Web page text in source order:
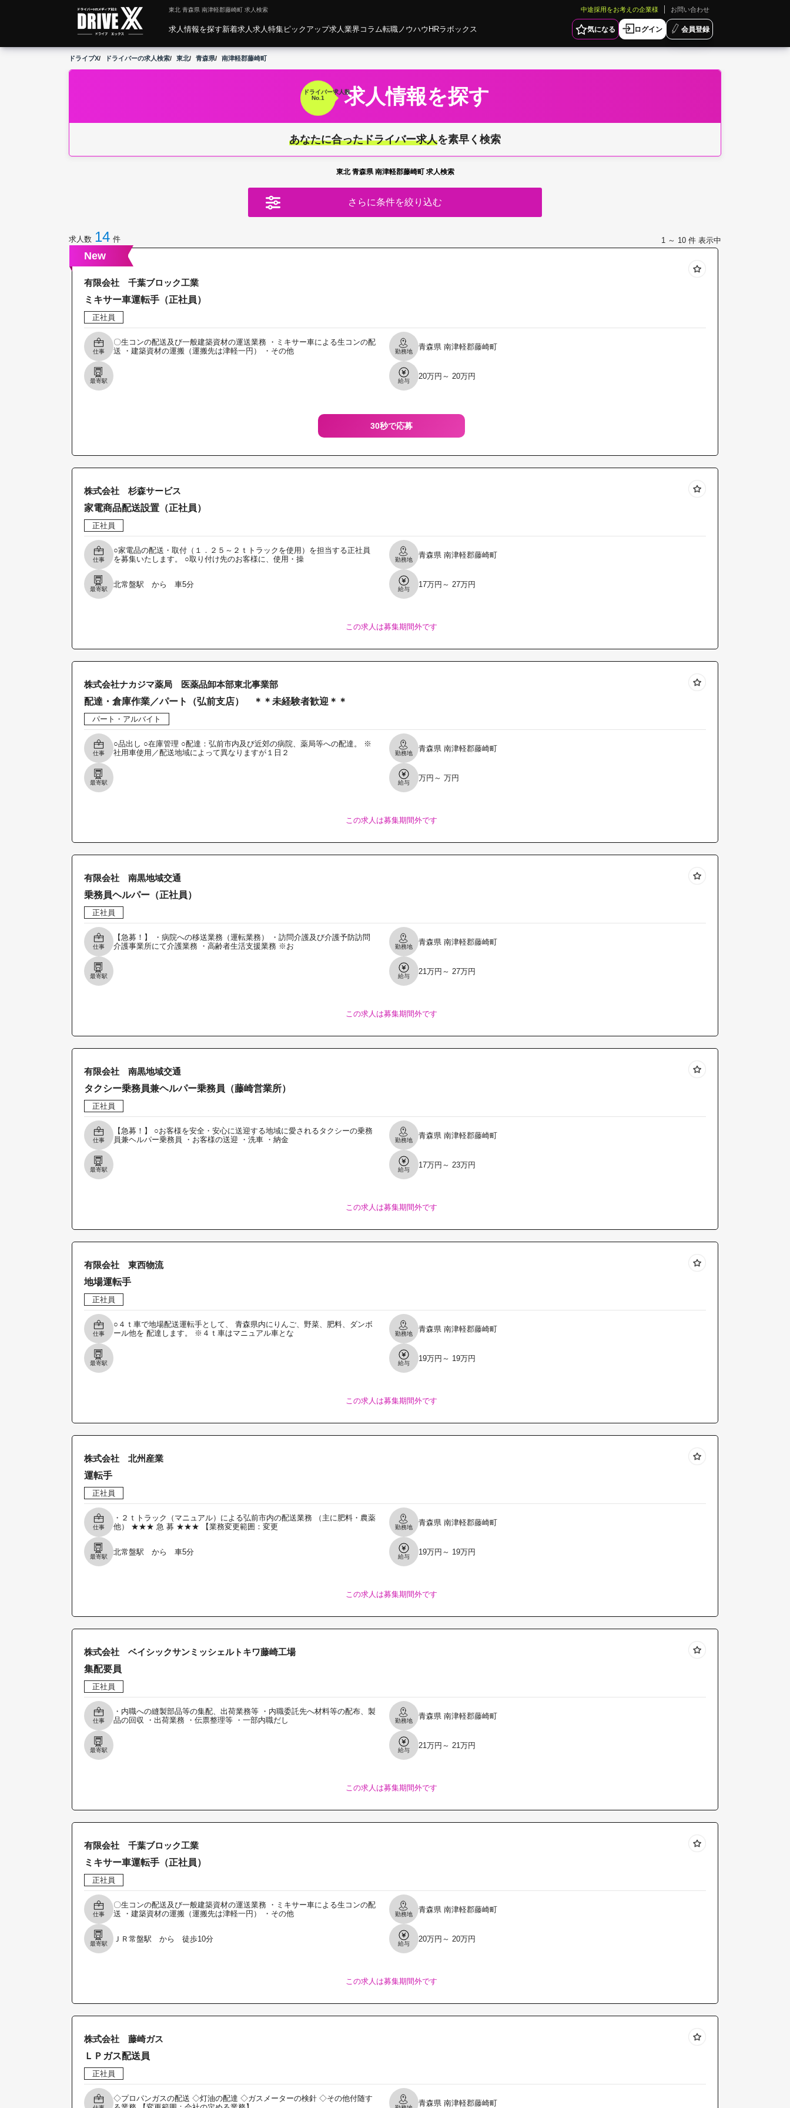
東北 青森県 南津軽郡藤崎町 求人検索 中途採用をお考えの企業様 お問い合わせ
求人情報を探す新着求人求人特集ピックアップ求人業界コラム転職ノウハウ HRラボックス 気になる ログイン 会員登録
ドライブX ドライバーの求人検索 東北 青森県 南津軽郡藤崎町
ドライバー求人数
No.1
求人情報を探す
あなたに合ったドライバー求人を素早く検索
東北 青森県 南津軽郡藤崎町 求人検索
さらに条件を絞り込む
求人数 14 件 1 ～ 10 件 表示中
New
有限会社 千葉ブロック工業
ミキサー車運転手（正社員）
正社員
仕事
〇生コンの配送及び一般建築資材の運送業務 ・ミキサー車による生コンの配
送 ・建築資材の運搬（運搬先は津軽一円） ・その他
勤務地
青森県 南津軽郡藤崎町
最寄駅 給与
20万円～ 20万円
30秒で応募
株式会社 杉森サービス
家電商品配送設置（正社員）
正社員
仕事
○家電品の配送・取付（１．２５～２ｔトラックを使用）を担当する正社員
を募集いたします。 ○取り付け先のお客様に、使用・操
勤務地
青森県 南津軽郡藤崎町
最寄駅
北常盤駅 から 車5分
給与
17万円～ 27万円
この求人は募集期間外です
株式会社ナカジマ薬局 医薬品卸本部東北事業部
配達・倉庫作業／パート（弘前支店） ＊＊未経験者歓迎＊＊
パート・アルバイト
仕事
○品出し ○在庫管理 ○配達：弘前市内及び近郊の病院、薬局等への配達。 ※
社用車使用／配送地域によって異なりますが１日２
勤務地
青森県 南津軽郡藤崎町
最寄駅 給与
万円～ 万円
この求人は募集期間外です
有限会社 南黒地域交通
乗務員ヘルパー（正社員）
正社員
仕事
【急募！】 ・病院への移送業務（運転業務） ・訪問介護及び介護予防訪問
介護事業所にて介護業務 ・高齢者生活支援業務 ※お
勤務地
青森県 南津軽郡藤崎町
最寄駅 給与
21万円～ 27万円
この求人は募集期間外です
有限会社 南黒地域交通
タクシー乗務員兼ヘルパー乗務員（藤崎営業所）
正社員
仕事
【急募！】 ○お客様を安全・安心に送迎する地域に愛されるタクシーの乗務
員兼ヘルパー乗務員 ・お客様の送迎 ・洗車 ・納金
勤務地
青森県 南津軽郡藤崎町
最寄駅 給与
17万円～ 23万円
この求人は募集期間外です
有限会社 東西物流
地場運転手
正社員
仕事
○４ｔ車で地場配送運転手として、 青森県内にりんご、野菜、肥料、ダンボ
ール他を 配達します。 ※４ｔ車はマニュアル車とな
勤務地
青森県 南津軽郡藤崎町
最寄駅 給与
19万円～ 19万円
この求人は募集期間外です
株式会社 北州産業
運転手
正社員
仕事
・２ｔトラック（マニュアル）による弘前市内の配送業務 （主に肥料・農薬
他） ★★★ 急 募 ★★★ 【業務変更範囲：変更
勤務地
青森県 南津軽郡藤崎町
最寄駅
北常盤駅 から 車5分
給与
19万円～ 19万円
この求人は募集期間外です
株式会社 ベイシックサンミッシェルトキワ藤崎工場
集配要員
正社員
仕事
・内職への縫製部品等の集配、出荷業務等 ・内職委託先へ材料等の配布、製
品の回収 ・出荷業務 ・伝票整理等 ・一部内職だし
勤務地
青森県 南津軽郡藤崎町
最寄駅 給与
21万円～ 21万円
この求人は募集期間外です
有限会社 千葉ブロック工業
ミキサー車運転手（正社員）
正社員
仕事
〇生コンの配送及び一般建築資材の運送業務 ・ミキサー車による生コンの配
送 ・建築資材の運搬（運搬先は津軽一円） ・その他
勤務地
青森県 南津軽郡藤崎町
最寄駅
ＪＲ常盤駅 から 徒歩10分
給与
20万円～ 20万円
この求人は募集期間外です
株式会社 藤崎ガス
ＬＰガス配送員
正社員
◇プロパンガスの配送 ◇灯油の配達 ◇ガスメーターの検針 ◇その他付随す
青森県 南津軽郡藤崎町